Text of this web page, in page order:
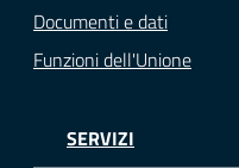
Documenti e dati
Funzioni dell'Unione
SERVIZI